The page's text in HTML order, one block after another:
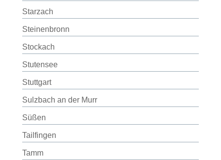
Starzach
Steinenbronn
Stockach
Stutensee
Stuttgart
Sulzbach an der Murr
Süßen
Tailfingen
Tamm